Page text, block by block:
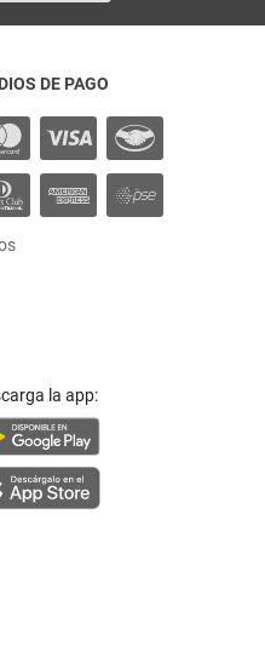
DE PAGO
la app: